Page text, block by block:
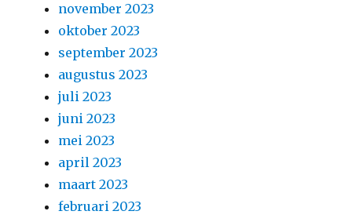
november 2023
oktober 2023
september 2023
augustus 2023
juli 2023
juni 2023
mei 2023
april 2023
maart 2023
februari 2023